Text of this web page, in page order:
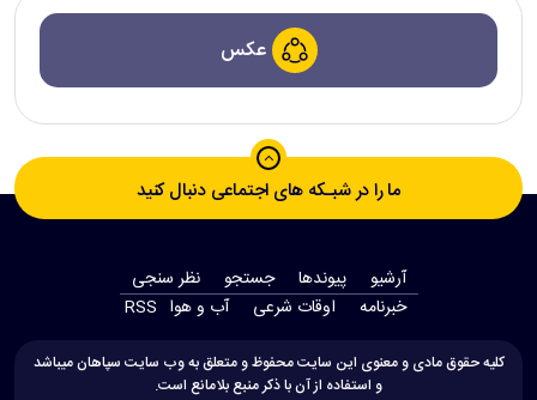
عکس
ما را در شبـکه های اجتماعی دنبال کنید
آرشیو پیوندها جستجو
نظر سنجی
‫خبرنامه‬
اوقات شرعی آب و هوا RSS
کلیه حقوق مادی و معنوی این سایت محفوظ و متعلق به وب سایت سپاهان میباشد
و استفاده از آن با ذکر منبع بلامانع است.